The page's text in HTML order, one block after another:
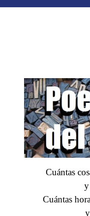
Cuántas
Cuántas